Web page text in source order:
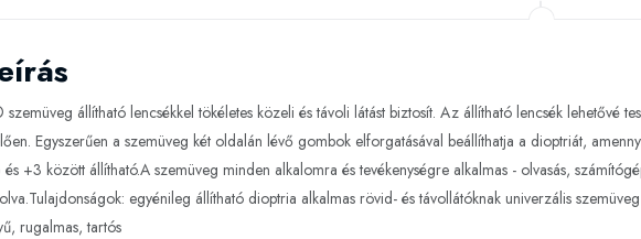
állítható lencsékkel tökéletes közeli és távoli látást biztosít. Az állítható lencsék lehetővé
Egyszerűen a szemüveg két oldalán lévő gombok elforgatásával beállíthatja a dioptriát,
+3 között állítható.A szemüveg minden alkalomra és tevékenységre alkalmas - olvasás,
egyénileg állítható dioptria alkalmas rövid- és távollátóknak univerzális
rugalmas, tartós